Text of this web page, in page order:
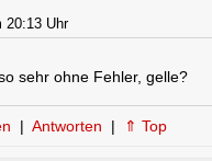
20:13 Uhr
sehr ohne Fehler, gelle?
| Antworten | ⇑ Top